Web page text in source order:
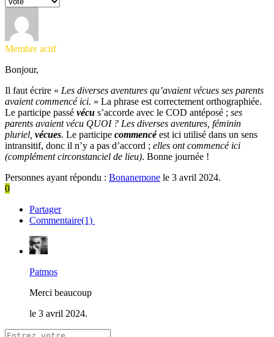
Membre actif
Bonjour,
Il faut écrire « Les diverses aventures qu’avaient vécues ses parents
avaient commencé ici. » La phrase est correctement orthographiée.
Le participe passé vécu s’accorde avec le COD antéposé ; ses
parents avaient vécu QUOI ? Les diverses aventures, féminin
pluriel, vécues. Le participe commencé est ici utilisé dans un sens
intransitif, donc il n’y a pas d’accord ; elles ont commencé ici
(complément circonstanciel de lieu). Bonne journée !
Personnes ayant répondu : Bonanemone le 3 avril 2024.
0
Partager
Commentaire(1)
Patmos
Merci beaucoup
le 3 avril 2024.